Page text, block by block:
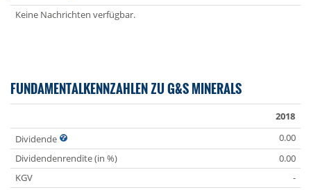
Keine Nachrichten verfügbar.
FUNDAMENTALKENNZAHLEN ZU G&S MINERALS
2018
Dividende
0.00
Dividendenrendite (in %)
0.00
KGV
-